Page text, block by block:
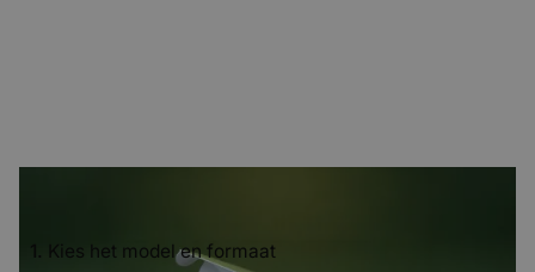
Kies het model en formaat